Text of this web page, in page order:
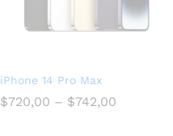
iPhone 14 Pro Max
$720,00 – $742,00